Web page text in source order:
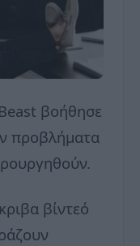
βοήθησε
προβλήματα
βίντεό